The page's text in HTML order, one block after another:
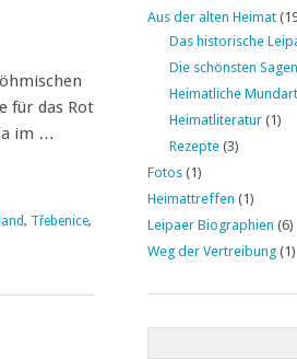
für das Rot
im …
, Třebenice,
Aus der alten Heimat
Das historische
Die schönsten Sagen
Heimatliche Mundart
Heimatliteratur(1)
Rezepte(3)
Fotos(1)
Heimattreffen (1)
Leipaer Biographien (6)
Weg der Vertreibung(1)